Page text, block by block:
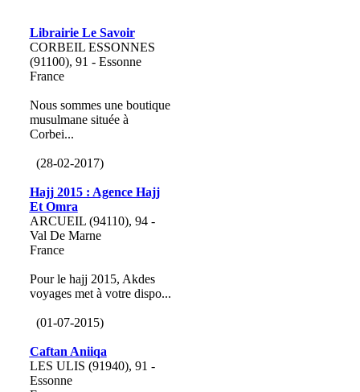
Librairie Le Savoir
CORBEIL ESSONNES
(91100), 91 - Essonne
France
Nous sommes une boutique
musulmane située à
Corbei...
(28-02-2017)
Hajj 2015 : Agence Hajj
Et Omra
ARCUEIL (94110), 94 -
Val De Marne
France
Pour le hajj 2015, Akdes
voyages met à votre dispo...
(01-07-2015)
Caftan Aniiqa
LES ULIS (91940), 91 -
Essonne